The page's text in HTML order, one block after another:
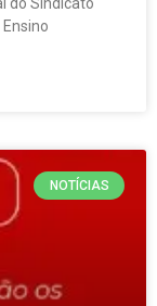
NOTÍCIAS